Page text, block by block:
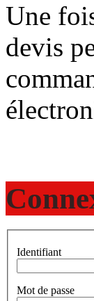
Une
devis
Identifiant
Mot de passe